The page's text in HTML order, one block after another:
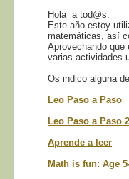
Hola a tod@s.
Este año estoy
matemáticas, así
Aprovechando
varias actividades
Os indico alguna
Leo Paso a Paso
Leo Paso a Paso 2
Aprende a leer
Math is fun: Age